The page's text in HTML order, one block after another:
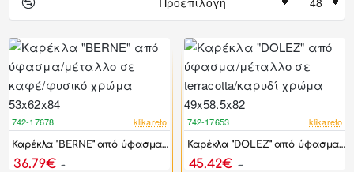
-17%
742-17678 klikareto
Καρέκλα "BERNE" από ύφασμα/μέταλλο σε καφέ/φυσικό χρώμα 53x62x84
36.79€
-17%
742-17653 klikareto
Καρέκλα "DOLEZ" από ύφασμα/μέταλλο σε terracotta/καρυδί χρώμα 49x58.5x82
45.42€